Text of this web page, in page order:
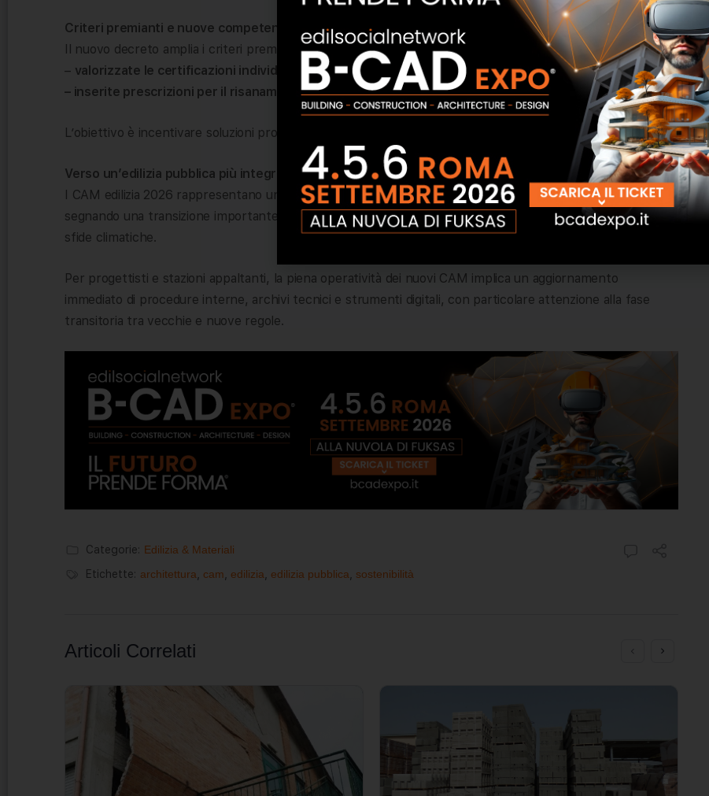
Criteri premianti e nuove competenze
Il nuovo decreto amplia i criteri premianti:
– valorizzate le certificazioni individuali
(ESCo, EGE);
– inserite prescrizioni per il risanamentoda umidità, materiali riciclati, prodotti innovativi.
L’obiettivo è incentivare soluzioni progettuali a minore impatto ambientale.
Verso un’edilizia pubblica più integrata e sostenibile
I CAM edilizia 2026 rappresentano una
svolta digitale, ambientale e qualitativa per il settore pubblico,
segnando una transizione importante verso un’edilizia orientata al ciclo di vita, al contesto territoriale e alle
sfide climatiche.
Per progettisti e stazioni appaltanti, la piena operatività dei nuovi CAM implica un aggiornamento
immediato di procedure interne, archivi tecnici e strumenti digitali, con particolare attenzione alla fase
transitoria tra vecchie e nuove regole.
Categorie: Edilizia & Materiali
Etichette: architettura cam edilizia edilizia pubblica sostenibilità
Articoli Correlati